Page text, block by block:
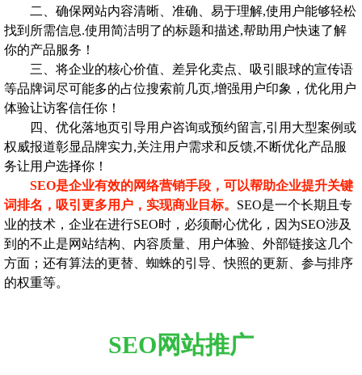
二、确保网站内容清晰、准确、易于理解,使用户能够轻松
找到所需信息.使用简洁明了的标题和描述,帮助用户快速了解
你的产品服务！
三、将企业的核心价值、差异化卖点、吸引眼球的宣传语
等品牌词尽可能多的占位搜索前几页,增强用户印象，优化用户
体验让访客信任你！
四、优化落地页引导用户咨询或预约留言,引用大型案例或
权威报道彰显品牌实力,关注用户需求和反馈,不断优化产品服
务让用户选择你！
SEO是企业有效的网络营销手段，可以帮助企业提升关键
词排名，吸引更多用户，实现商业目标。 SEO是一个长期且专
业的技术，企业在进行SEO时，必须耐心优化，因为SEO涉及
到的不止是网站结构、内容质量、用户体验、外部链接这几个
方面；还有算法的更替、蜘蛛的引导、快照的更新、参与排序
的权重等。
SEO网站推广